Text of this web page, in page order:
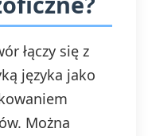
łączy się z
języka jako
Można